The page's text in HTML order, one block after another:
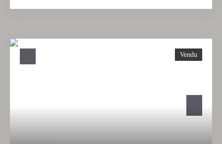
Idéal pour y passer ses vacances, y vivre ou encore avoir un
excellent rapport locatif vu sa situation.
Vendu